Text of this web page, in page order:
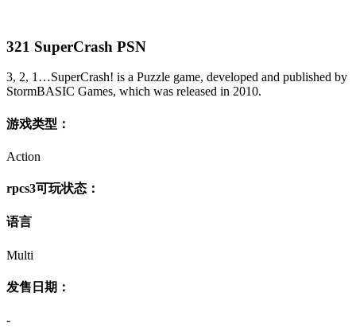
321 SuperCrash PSN
3, 2, 1…SuperCrash! is a Puzzle game, developed and published by
StormBASIC Games, which was released in 2010.
游戏类型：
Action
rpcs3可玩状态：
语言
Multi
发售日期：
-